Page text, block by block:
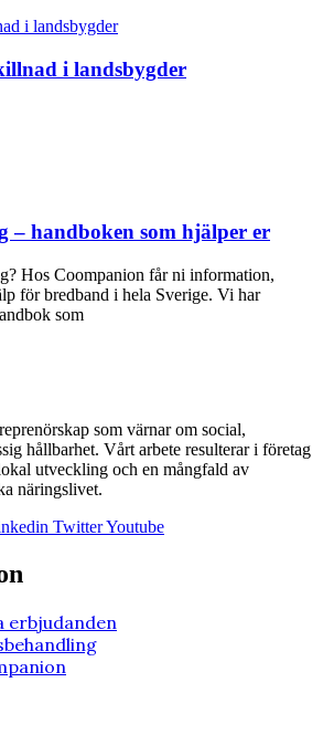
i landsbygder
– handboken som hjälper er
Hos Coompanion får ni information,
för bredband i hela Sverige. Vi har
som
som värnar om social,
hållbarhet. Vårt arbete resulterar i företag
utveckling och en mångfald av
näringslivet.
TwitterYoutube
erbjudanden